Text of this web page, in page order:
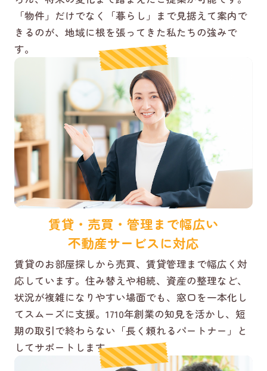
「物件」だけでなく「暮らし」まで見据えて案内で
きるのが、地域に根を張ってきた私たちの強みで
す。
賃貸・売買・管理まで幅広い
不動産サービスに対応
賃貸のお部屋探しから売買、賃貸管理まで幅広く対
応しています。住み替えや相続、資産の整理など、
状況が複雑になりやすい場面でも、窓口を一本化し
てスムーズに支援。1710年創業の知見を活かし、短
期の取引で終わらない「長く頼れるパートナー」と
してサポートします。